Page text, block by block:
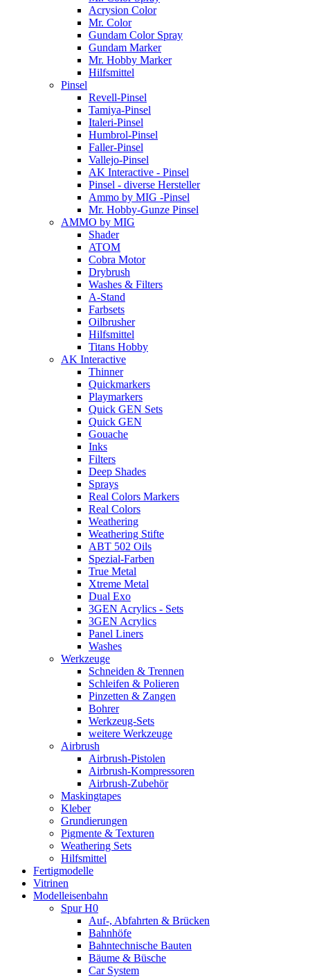
Acrysion Color
Mr. Color
Gundam Color Spray
Gundam Marker
Mr. Hobby Marker
Hilfsmittel
Pinsel
Revell-Pinsel
Tamiya-Pinsel
Italeri-Pinsel
Humbrol-Pinsel
Faller-Pinsel
Vallejo-Pinsel
AK Interactive - Pinsel
Pinsel - diverse Hersteller
Ammo by MIG -Pinsel
Mr. Hobby-Gunze Pinsel
AMMO by MIG
Shader
ATOM
Cobra Motor
Drybrush
Washes & Filters
A-Stand
Farbsets
Oilbrusher
Hilfsmittel
Titans Hobby
AK Interactive
Thinner
Quickmarkers
Playmarkers
Quick GEN Sets
Quick GEN
Gouache
Inks
Filters
Deep Shades
Sprays
Real Colors Markers
Real Colors
Weathering
Weathering Stifte
ABT 502 Oils
Spezial-Farben
True Metal
Xtreme Metal
Dual Exo
3GEN Acrylics - Sets
3GEN Acrylics
Panel Liners
Washes
Werkzeuge
Schneiden & Trennen
Schleifen & Polieren
Pinzetten & Zangen
Bohrer
Werkzeug-Sets
weitere Werkzeuge
Airbrush
Airbrush-Pistolen
Airbrush-Kompressoren
Airbrush-Zubehör
Maskingtapes
Kleber
Grundierungen
Pigmente & Texturen
Weathering Sets
Hilfsmittel
Fertigmodelle
Vitrinen
Modelleisenbahn
Spur H0
Auf-, Abfahrten & Brücken
Bahnhöfe
Bahntechnische Bauten
Bäume & Büsche
Car System